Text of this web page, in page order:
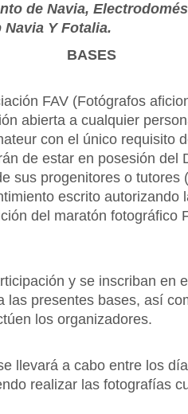
de Navia,
Y Fotalia.
BASES
FAV (Fotógrafos
abierta a cualquier
con el único requisito
de estar en posesión del
sus progenitores o tutores
escrito autorizando
del maratón fotográfico
y se inscriban en
las presentes bases, así
los organizadores.
llevará a cabo entre los
realizar las fotografías